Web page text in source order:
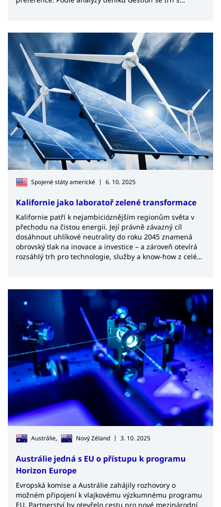
Spojené státy americké | 6. 10. 2025
Kalifornie jako laboratoř zelené transformace
Kalifornie patří k nejambicióznějším regionům světa v
přechodu na čistou energii. Její právně závazný cíl
dosáhnout uhlíkové neutrality do roku 2045 znamená
obrovský tlak na inovace a investice – a zároveň otevírá
rozsáhlý trh pro technologie, služby a know-how z celého
Austrálie, Nový Zéland | 3. 10. 2025
Austrálie jedná s EU o přístupu k programu
Horizon Europe
Evropská komise a Austrálie zahájily rozhovory o
možném připojení k vlajkovému výzkumnému programu
EU. Partnerství by otevřelo cestu pro nové mezinárodní